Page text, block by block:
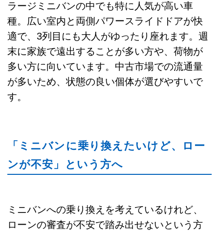
ラージミニバンの中でも特に人気が高い車
種。広い室内と両側パワースライドドアが快
適で、3列目にも大人がゆったり座れます。週
末に家族で遠出することが多い方や、荷物が
多い方に向いています。中古市場での流通量
が多いため、状態の良い個体が選びやすいで
す。
「ミニバンに乗り換えたいけど、ロー
ンが不安」という方へ
ミニバンへの乗り換えを考えているけれど、
ローンの審査が不安で踏み出せないという方